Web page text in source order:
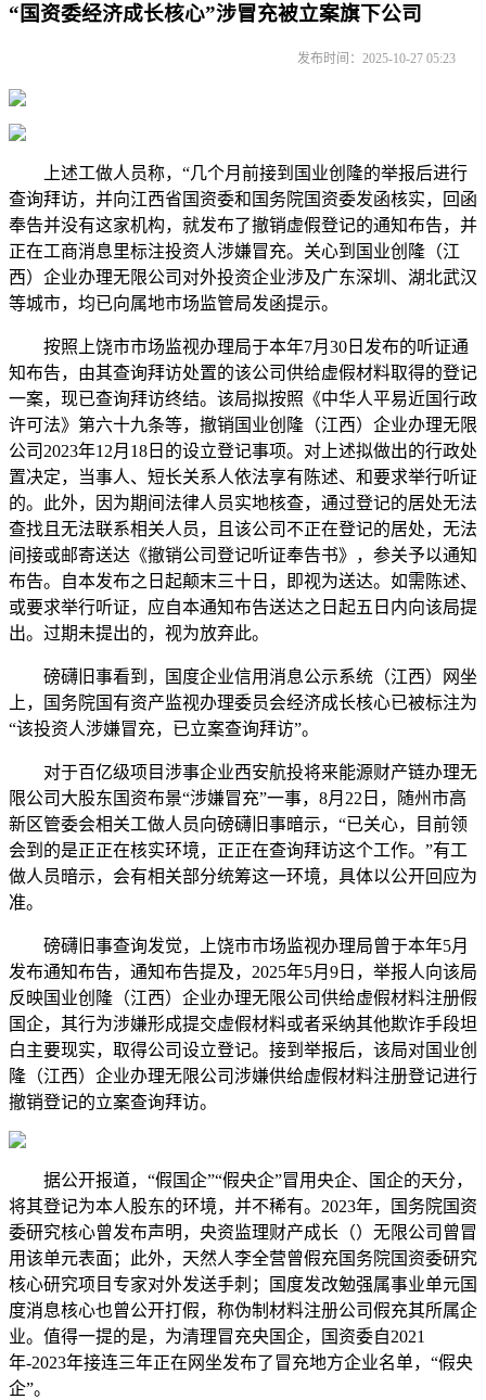
“国资委经济成长核心”涉冒充被立案旗下公司
发布时间：2025-10-27 05:23
上述工做人员称，“几个月前接到国业创隆的举报后进行
查询拜访，并向江西省国资委和国务院国资委发函核实，回函
奉告并没有这家机构，就发布了撤销虚假登记的通知布告，并
正在工商消息里标注投资人涉嫌冒充。关心到国业创隆（江
西）企业办理无限公司对外投资企业涉及广东深圳、湖北武汉
等城市，均已向属地市场监管局发函提示。
按照上饶市市场监视办理局于本年7月30日发布的听证通
知布告，由其查询拜访处置的该公司供给虚假材料取得的登记
一案，现已查询拜访终结。该局拟按照《中华人平易近国行政
许可法》第六十九条等，撤销国业创隆（江西）企业办理无限
公司2023年12月18日的设立登记事项。对上述拟做出的行政处
置决定，当事人、短长关系人依法享有陈述、和要求举行听证
的。此外，因为期间法律人员实地核查，通过登记的居处无法
查找且无法联系相关人员，且该公司不正在登记的居处，无法
间接或邮寄送达《撤销公司登记听证奉告书》，参关予以通知
布告。自本发布之日起颠末三十日，即视为送达。如需陈述、
或要求举行听证，应自本通知布告送达之日起五日内向该局提
出。过期未提出的，视为放弃此。
磅礴旧事看到，国度企业信用消息公示系统（江西）网坐
上，国务院国有资产监视办理委员会经济成长核心已被标注为
“该投资人涉嫌冒充，已立案查询拜访”。
对于百亿级项目涉事企业西安航投将来能源财产链办理无
限公司大股东国资布景“涉嫌冒充”一事，8月22日，随州市高
新区管委会相关工做人员向磅礴旧事暗示，“已关心，目前领
会到的是正正在核实环境，正正在查询拜访这个工作。”有工
做人员暗示，会有相关部分统筹这一环境，具体以公开回应为
准。
磅礴旧事查询发觉，上饶市市场监视办理局曾于本年5月
发布通知布告，通知布告提及，2025年5月9日，举报人向该局
反映国业创隆（江西）企业办理无限公司供给虚假材料注册假
国企，其行为涉嫌形成提交虚假材料或者采纳其他欺诈手段坦
白主要现实，取得公司设立登记。接到举报后，该局对国业创
隆（江西）企业办理无限公司涉嫌供给虚假材料注册登记进行
撤销登记的立案查询拜访。
据公开报道，“假国企”“假央企”冒用央企、国企的天分，
将其登记为本人股东的环境，并不稀有。2023年，国务院国资
委研究核心曾发布声明，央资监理财产成长（）无限公司曾冒
用该单元表面；此外，天然人李全营曾假充国务院国资委研究
核心研究项目专家对外发送手刺；国度发改勉强属事业单元国
度消息核心也曾公开打假，称伪制材料注册公司假充其所属企
业。值得一提的是，为清理冒充央国企，国资委自2021
年-2023年接连三年正在网坐发布了冒充地方企业名单，“假央
企”。